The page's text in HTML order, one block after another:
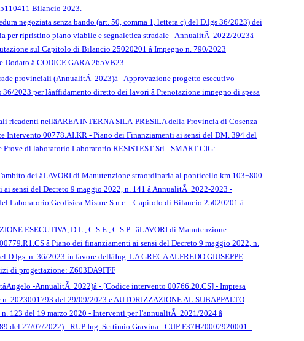
Bilancio 2023.
negoziata senza bando (art. 50, comma 1, lettera c) del D.lgs 36/2023) dei
per ripristino piano viabile e segnaletica stradale - AnnualitÃ 2022/2023â -
sul Capitolo di Bilancio 25020201 â Impegno n. 790/2023
â CODICE GARA 265VB23
provinciali (AnnualitÃ 2023)â - Approvazione progetto esecutivo
2023 per lâaffidamento diretto dei lavori â Prenotazione impegno di spesa
nellâAREA INTERNA SILA-PRESILA della Provincia di Cosenza -
Intervento 00778.AI.KR - Piano dei Finanziamenti ai sensi del DM. 394 del
Prove di laboratorio Laboratorio RESISTEST Srl - SMART CIG:
dei âLAVORI di Manutenzione straordinaria al ponticello km 103+800
ai sensi del Decreto 9 maggio 2022, n. 141 â AnnualitÃ 2022-2023 -
Laboratorio Geofisica Misure S.n.c. - Capitolo di Bilancio 25020201 â
ESECUTIVA, D.L., C.S.E , C.S.P.: âLAVORI di Manutenzione
â Piano dei finanziamenti ai sensi del Decreto 9 maggio 2022, n.
D.lgs. n. 36/2023 in favore dellâIng. LA GRECA ALFREDO GIUSEPPE
di progettazione: Z603DA9FFF
-AnnualitÃ 2022)â - [Codice intervento 00766.20.CS] - Impresa
2023001793 del 29/09/2023 e AUTORIZZAZIONE AL SUBAPPALTO
123 del 19 marzo 2020 - Interventi per l'annualitÃ 2021/2024 â
del 27/07/2022) - RUP Ing. Settimio Gravina - CUP F37H20002920001 -